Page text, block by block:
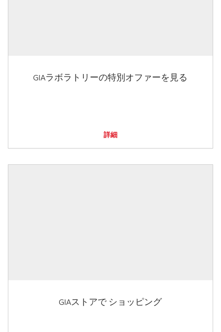
GIAラボラトリーの特別オファーを見る
詳細
GIAストアで ショッピング